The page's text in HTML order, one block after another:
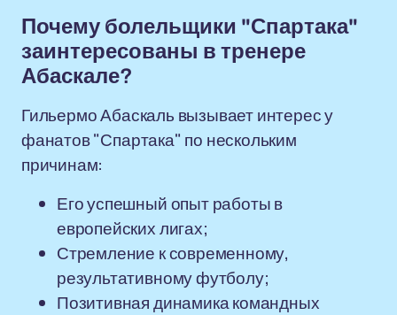
Почему болельщики "Спартака"
заинтересованы в тренере
Абаскале?
Гильермо Абаскаль вызывает интерес у
фанатов "Спартака" по нескольким
причинам:
Его успешный опыт работы в
европейских лигах;
Стремление к современному,
результативному футболу;
Позитивная динамика командных